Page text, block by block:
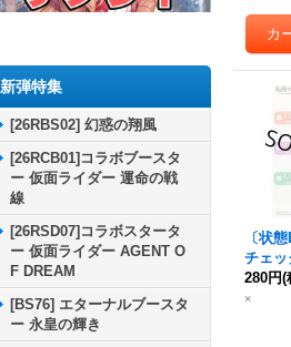
新弾特集
[26RBS02] 幻惑の翔風
[26RCB01]コラボブースタ
ー 仮面ライダー 運命の戦
線
[26RSD07]コラボスタータ
ー 仮面ライダー AGENT O
F DREAM
[BS76] エターナルブースタ
ー 永皇の輝き
〔状
チェッ
チェッ
{BS73-
280円(
×